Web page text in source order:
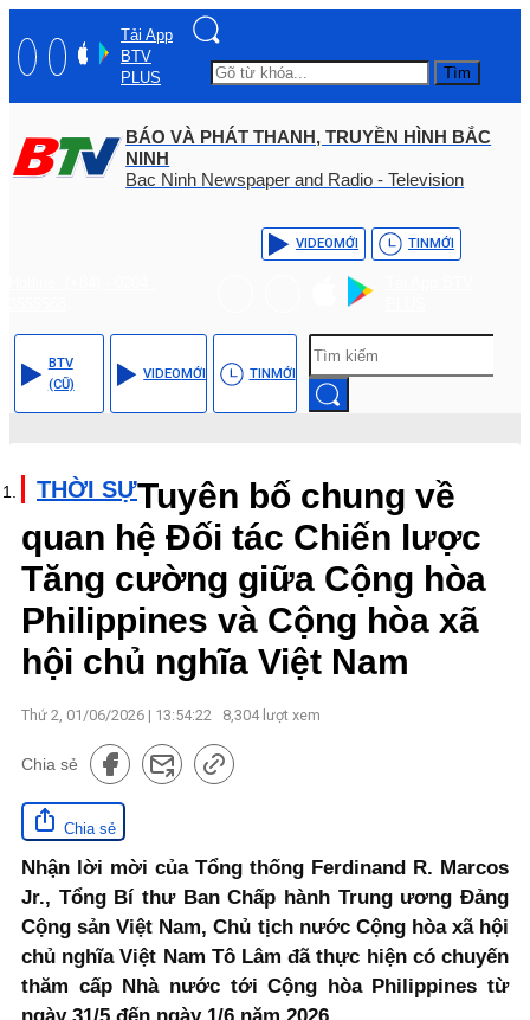
Tải App
BTV
PLUS
Tìm
BÁO VÀ PHÁT THANH, TRUYỀN HÌNH BẮC
NINH
Bac Ninh Newspaper and Radio - Television
VIDEOMỚI TINMỚI
BTV
(CŨ)
VIDEOMỚI TINMỚI
THỜI SỰTuyên bố chung về
quan hệ Đối tác Chiến lược
Tăng cường giữa Cộng hòa
Philippines và Cộng hòa xã
hội chủ nghĩa Việt Nam
Thứ 2, 01/06/2026 | 13:54:22 8,304lượt xem
Chia sẻ
Chia sẻ
Nhận lời mời của Tổng thống Ferdinand R. Marcos
Jr., Tổng Bí thư Ban Chấp hành Trung ương Đảng
Cộng sản Việt Nam, Chủ tịch nước Cộng hòa xã hội
chủ nghĩa Việt Nam Tô Lâm đã thực hiện có chuyến
thăm cấp Nhà nước tới Cộng hòa Philippines từ